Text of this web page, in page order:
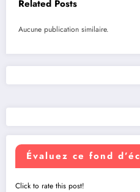
Related Posts
Aucune publication similaire.
Évaluez ce fond
Click to rate this post!